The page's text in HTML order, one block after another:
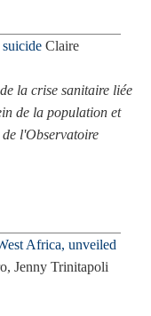
suicide Claire
la crise sanitaire liée
de la population et
l'Observatoire
Africa, unveiled
Jenny Trinitapoli